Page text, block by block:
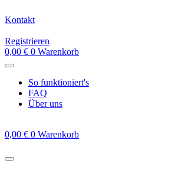
Kontakt
Registrieren
0,00 € 0 Warenkorb
So funktioniert's
FAQ
Über uns
0,00 € 0 Warenkorb